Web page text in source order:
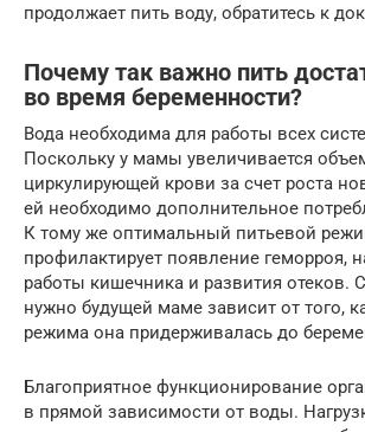
продолжает пить воду, обратитесь к
Почему так важно пить
во время беременности?
Вода необходима для работы всех
Поскольку у мамы увеличивается
циркулирующей крови за счет роста
ей необходимо дополнительное
К тому же оптимальный питьевой
профилактирует появление геморроя,
работы кишечника и развития отеков.
нужно будущей маме зависит от того,
режима она придерживалась до
Благоприятное функционирование
в прямой зависимости от воды.